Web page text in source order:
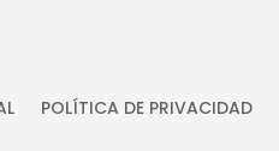
POLÍTICA DE PRIVACIDAD